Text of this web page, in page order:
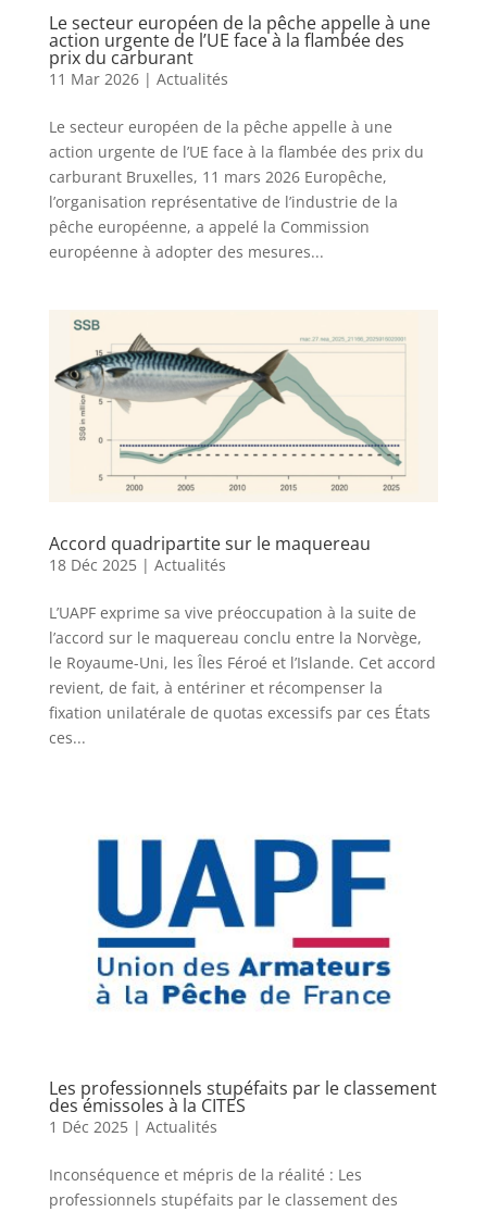
Le secteur européen de la pêche appelle à une
action urgente de l’UE face à la flambée des
prix du carburant
11 Mar 2026| Actualités
Le secteur européen de la pêche appelle à une
action urgente de l’UE face à la flambée des prix du
carburant Bruxelles, 11 mars 2026 Europêche,
l’organisation représentative de l’industrie de la
pêche européenne, a appelé la Commission
européenne à adopter des mesures...
Accord quadripartite sur le maquereau
18 Déc 2025| Actualités
L’UAPF exprime sa vive préoccupation à la suite de
l’accord sur le maquereau conclu entre la Norvège,
le Royaume-Uni, les Îles Féroé et l’Islande. Cet accord
revient, de fait, à entériner et récompenser la
fixation unilatérale de quotas excessifs par ces États
ces...
Les professionnels stupéfaits par le classement
des émissoles à la CITES
1 Déc 2025| Actualités
Inconséquence et mépris de la réalité : Les
professionnels stupéfaits par le classement des